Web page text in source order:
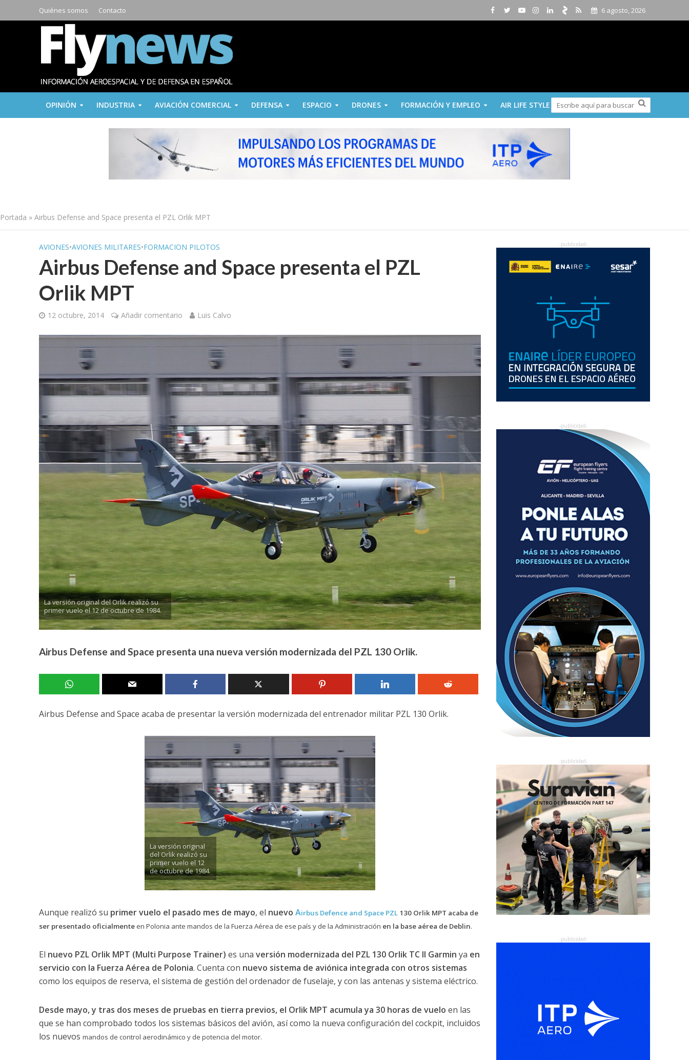
Quiénes somos Contacto 6 agosto, 2026
OPINIÓN INDUSTRIA AVIACIÓN COMERCIAL DEFENSA ESPACIO DRONES FORMACIÓN Y EMPLEO AIR LIFE STYLE
Portada » Airbus Defense and Space presenta el PZL Orlik MPT
AVIONES•AVIONES MILITARES•FORMACION PILOTOS
Airbus Defense and Space presenta el PZL
Orlik MPT
12 octubre, 2014 Añadir comentario Luis Calvo
La versión original del Orlik realizó su
primer vuelo el 12 de octubre de 1984.
Airbus Defense and Space presenta una nueva versión modernizada del PZL 130 Orlik.
Airbus Defense and Space acaba de presentar la versión modernizada del entrenador militar PZL 130 Orlik.
La versión original
del Orlik realizó su
primer vuelo el 12
de octubre de 1984.
Aunque realizó su primer vuelo el pasado mes de mayo, el nuevo Airbus Defence and Space PZL130 Orlik MPT acaba de
ser presentado oficialmenteen Polonia ante mandos de la Fuerza Aérea de ese país y de la Administración en la base aérea de Deblin.
El nuevo PZL Orlik MPT (Multi Purpose Trainer) es una versión modernizada del PZL 130 Orlik TC II Garmin ya en
servicio con la Fuerza Aérea de Polonia. Cuenta con nuevo sistema de aviónica integrada con otros sistemas
como los equipos de reserva, el sistema de gestión del ordenador de fuselaje, y con las antenas y sistema eléctrico.
Desde mayo, y tras dos meses de pruebas en tierra previos, el Orlik MPT acumula ya 30 horas de vuelo en las
que se han comprobado todos los sistemas básicos del avión, así como la nueva configuración del cockpit, incluidos
los nuevos mandos de control aerodinámico y de potencia del motor.